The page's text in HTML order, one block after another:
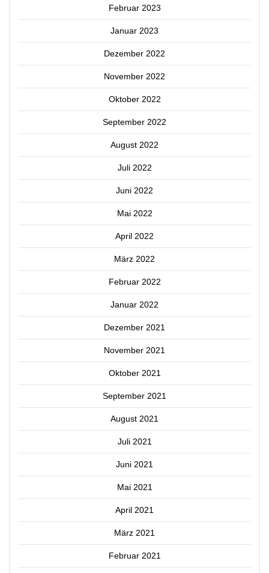
Februar 2023
Januar 2023
Dezember 2022
November 2022
Oktober 2022
September 2022
August 2022
Juli 2022
Juni 2022
Mai 2022
April 2022
März 2022
Februar 2022
Januar 2022
Dezember 2021
November 2021
Oktober 2021
September 2021
August 2021
Juli 2021
Juni 2021
Mai 2021
April 2021
März 2021
Februar 2021